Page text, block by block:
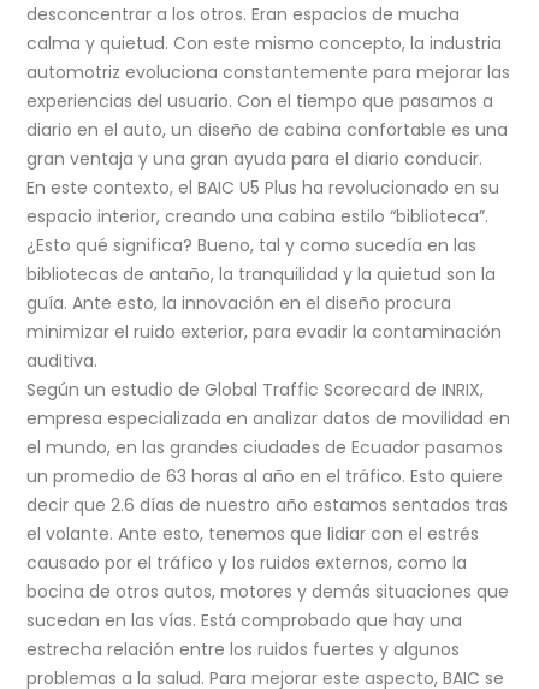
desconcentrar a los otros. Eran espacios de mucha
calma y quietud. Con este mismo concepto, la industria
automotriz evoluciona constantemente para mejorar las
experiencias del usuario. Con el tiempo que pasamos a
diario en el auto, un diseño de cabina confortable es una
gran ventaja y una gran ayuda para el diario conducir.
En este contexto, el BAIC U5 Plus ha revolucionado en su
espacio interior, creando una cabina estilo “biblioteca”.
¿Esto qué significa? Bueno, tal y como sucedía en las
bibliotecas de antaño, la tranquilidad y la quietud son la
guía. Ante esto, la innovación en el diseño procura
minimizar el ruido exterior, para evadir la contaminación
auditiva.
Según un estudio de Global Traffic Scorecard de INRIX,
empresa especializada en analizar datos de movilidad en
el mundo, en las grandes ciudades de Ecuador pasamos
un promedio de 63 horas al año en el tráfico. Esto quiere
decir que 2.6 días de nuestro año estamos sentados tras
el volante. Ante esto, tenemos que lidiar con el estrés
causado por el tráfico y los ruidos externos, como la
bocina de otros autos, motores y demás situaciones que
sucedan en las vías. Está comprobado que hay una
estrecha relación entre los ruidos fuertes y algunos
problemas a la salud. Para mejorar este aspecto, BAIC se